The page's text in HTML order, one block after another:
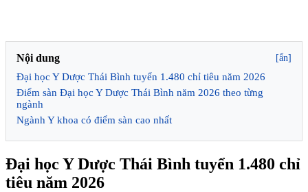
Nội dung [ẩn]
Đại học Y Dược Thái Bình tuyển 1.480 chỉ tiêu năm 2026
Điểm sàn Đại học Y Dược Thái Bình năm 2026 theo từng
ngành
Ngành Y khoa có điểm sàn cao nhất
Đại học Y Dược Thái Bình tuyển 1.480 chỉ
tiêu năm 2026